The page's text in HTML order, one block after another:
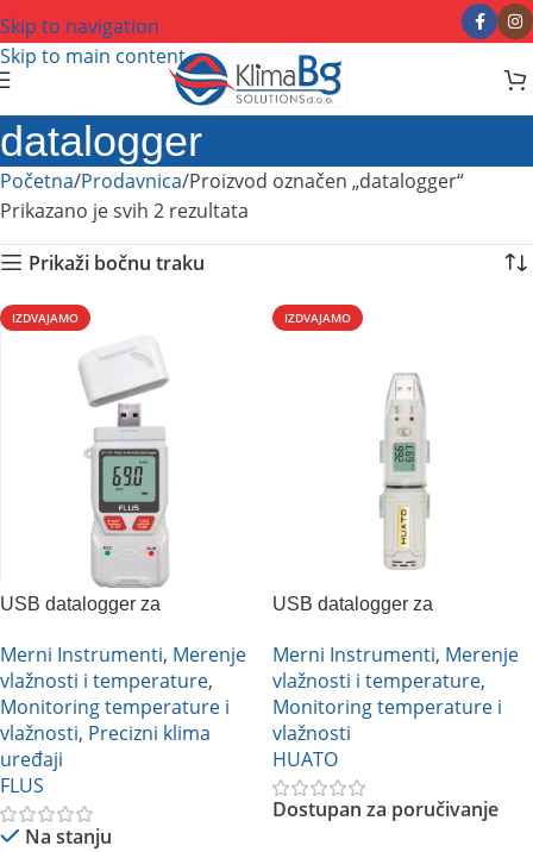
Skip to navigation
Skip to main content
datalogger
Početna Prodavnica Proizvod označen „datalogger“
Prikazano je svih 2 rezultata
Prikaži bočnu traku
IZDVAJAMO
USB datalogger za
vazduha Flus ET-176
Merni Instrumenti, Merenje
vlažnosti i temperature,
Monitoring temperature i
vlažnosti, Precizni klima
uređaji
FLUS
Na stanju
IZDVAJAMO
USB datalogger za
vazduha HUATO HE 173
Merni Instrumenti, Merenje
vlažnosti i temperature,
Monitoring temperature i
vlažnosti
HUATO
Dostupan za poručivanje